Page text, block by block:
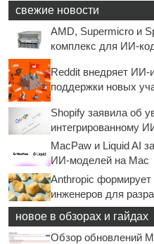
свежие новости
AMD, Supermicro и
комплекс для ИИ-
Reddit внедряет ИИ-
поддержки новых
Shopify заявила об
интегрированному
MacPaw и Liquid AI
ИИ-моделей на Mac
Anthropic
инженеров для
новое в обзорах и гайдах
Обзор обновлений